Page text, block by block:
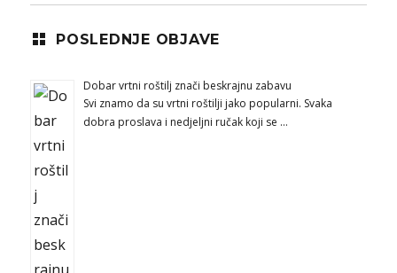
POSLEDNJE OBJAVE
Dobar vrtni roštilj znači beskrajnu zabavu
Svi znamo da su vrtni roštilji jako popularni. Svaka
dobra proslava i nedjeljni ručak koji se …